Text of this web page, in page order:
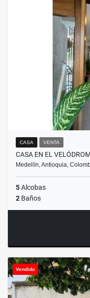
CASA VENTA
CASA EN EL
Medellín, Antioquia,
5Alcobas
2 Baños
Vendido